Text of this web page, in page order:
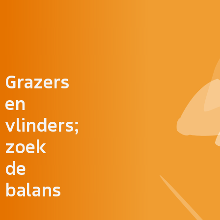
Grazers
en
vlinders;
zoek
de
balans